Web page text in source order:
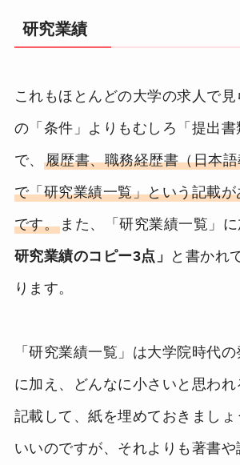
研究業績
これもほとんどの大学の求人で見
の「条件」よりもむしろ「提出書
で、 履歴書、職務経歴書（日本
で「研究業績一覧」という記載
です。 また、「研究業績一覧」に
研究業績のコピー3点」
と書かれ
ります。
「研究業績一覧」は大学院時代
に加え、どんなに小さいと思われ
記載して、紙を埋めておきましょ
いいのですが、それよりも著書